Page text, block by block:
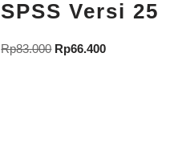
SPSS Versi 25
Rp83.000 Rp66.400